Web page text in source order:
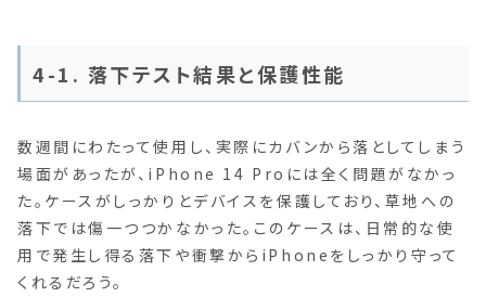
4-1. 落下テスト結果と保護性能
数週間にわたって使用し、実際にカバンから落としてしまう
場面があったが、iPhone 14 Proには全く問題がなかっ
た。ケースがしっかりとデバイスを保護しており、草地への
落下では傷一つつかなかった。このケースは、日常的な使
用で発生し得る落下や衝撃からiPhoneをしっかり守って
くれるだろう。